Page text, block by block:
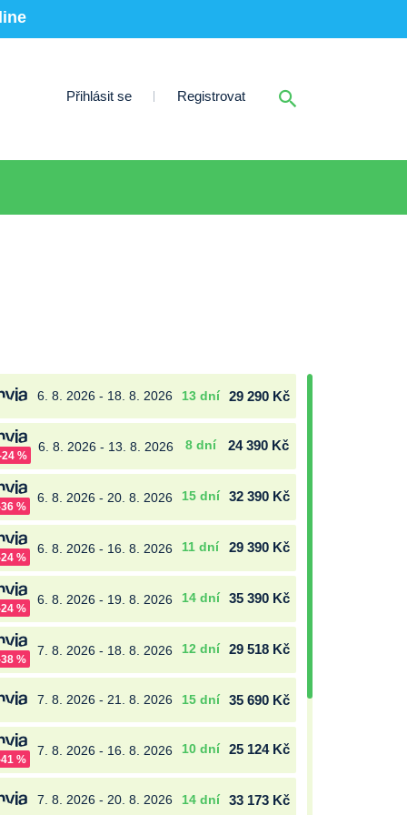
Přihlásit se Registrovat
6. 8. 2026 - 18. 8. 2026 13 dní 29 290 Kč
24 %
6. 8. 2026 - 13. 8. 2026 8 dní 24 390 Kč
%
6. 8. 2026 - 20. 8. 2026 15 dní 32 390 Kč
%
6. 8. 2026 - 16. 8. 2026 11 dní 29 390 Kč
%
6. 8. 2026 - 19. 8. 2026 14 dní 35 390 Kč
%
7. 8. 2026 - 18. 8. 2026 12 dní 29 518 Kč
7. 8. 2026 - 21. 8. 2026 15 dní 35 690 Kč
%
7. 8. 2026 - 16. 8. 2026 10 dní 25 124 Kč
7. 8. 2026 - 20. 8. 2026 14 dní 33 173 Kč